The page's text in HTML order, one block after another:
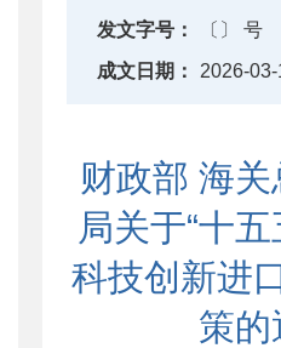
发文字号：
〔〕 号
成文日期：
2026-03-
财政部 海
局关于“十
科技创新进
策的